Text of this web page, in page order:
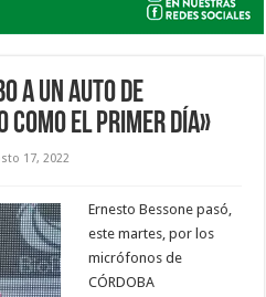
A UN AUTO DE
COMO EL PRIMER DÍA»
17, 2022
Ernesto Bessone pasó,
este martes, por los
micrófonos de
CÓRDOBA